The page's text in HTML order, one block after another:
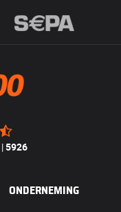
|5926
ONDERNEMING